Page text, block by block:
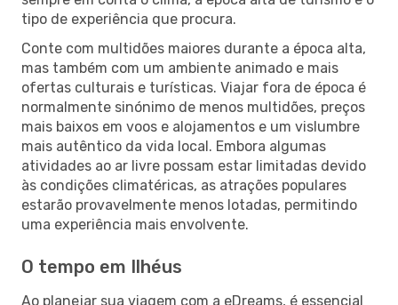
tipo de experiência que procura.
Conte com multidões maiores durante a época alta,
mas também com um ambiente animado e mais
ofertas culturais e turísticas. Viajar fora de época é
normalmente sinónimo de menos multidões, preços
mais baixos em voos e alojamentos e um vislumbre
mais autêntico da vida local. Embora algumas
atividades ao ar livre possam estar limitadas devido
às condições climatéricas, as atrações populares
estarão provavelmente menos lotadas, permitindo
uma experiência mais envolvente.
O tempo em Ilhéus
Ao planejar sua viagem com a eDreams, é essencial